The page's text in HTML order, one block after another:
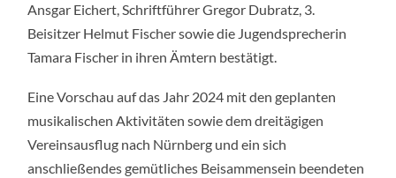
Ansgar Eichert, Schriftführer Gregor Dubratz, 3.
Beisitzer Helmut Fischer sowie die Jugendsprecherin
Tamara Fischer in ihren Ämtern bestätigt.
Eine Vorschau auf das Jahr 2024 mit den geplanten
musikalischen Aktivitäten sowie dem dreitägigen
Vereinsausflug nach Nürnberg und ein sich
anschließendes gemütliches Beisammensein beendeten